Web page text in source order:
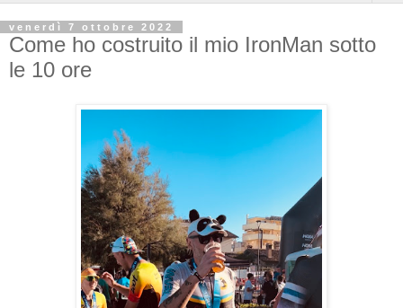
venerdì 7 ottobre 2022
Come ho costruito il mio IronMan sotto
le 10 ore